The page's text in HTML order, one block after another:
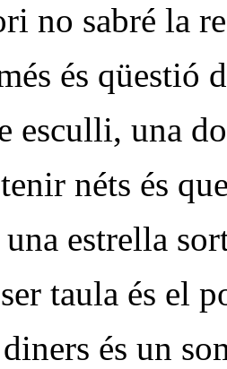
no sabré la
és qüestió
esculli, una
néts és
estrella
taula és el
és un